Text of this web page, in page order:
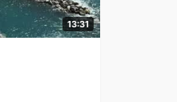
13:31